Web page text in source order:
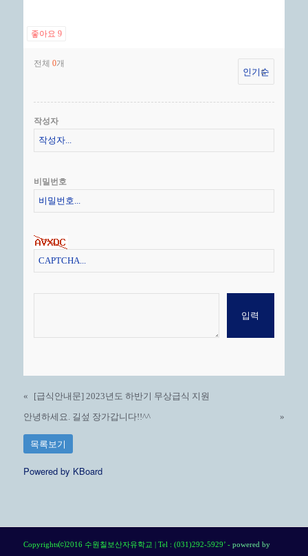
좋아요 9
전체 0개
작성자
비밀번호
«
[급식안내문] 2023년도 하반기 무상급식 지원
안녕하세요. 길섶 장가갑니다!!^^
»
목록보기
Powered by KBoard
Copyrights⒞2016 수원칠보산자유학교 | Tel : (031)292-5929’ - powered by